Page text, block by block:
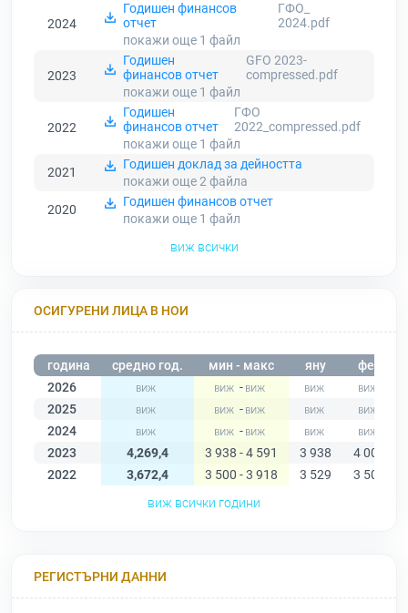
2024
Годишен финансов
отчет
ГФО_
2024.pdf
покажи още 1 файл
2023
Годишен
финансов отчет
GFO 2023-
compressed.pdf
покажи още 1 файл
2022
Годишен
финансов отчет
ГФО
2022_compressed.pdf
покажи още 1 файл
2021
Годишен доклад за дейността
покажи още 2файла
2020
Годишен финансов отчет
покажи още 1 файл
виж всички
ОСИГУРЕНИ ЛИЦА В НОИ
година средно год. мин - макс яну
фев
2026
-
2025
-
2024
-
2023
4,269,4 3 938 - 4 591 3 938 4 004
2022
3,672,4 3 500 - 3 918 3 529 3 507
виж всички години
РЕГИСТЪРНИ ДАННИ